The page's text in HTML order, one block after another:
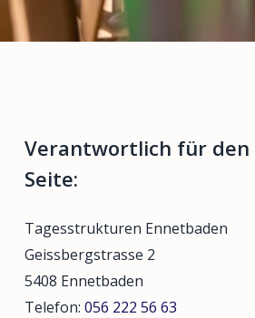
Verantwortlich für
Seite:
Tagesstrukturen Ennetbaden
Geissbergstrasse 2
5408 Ennetbaden
Telefon: 056 222 56 63